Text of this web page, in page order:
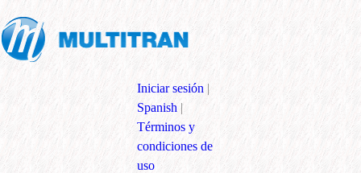
Iniciar sesión |
Spanish |
Términos y
condiciones de
uso